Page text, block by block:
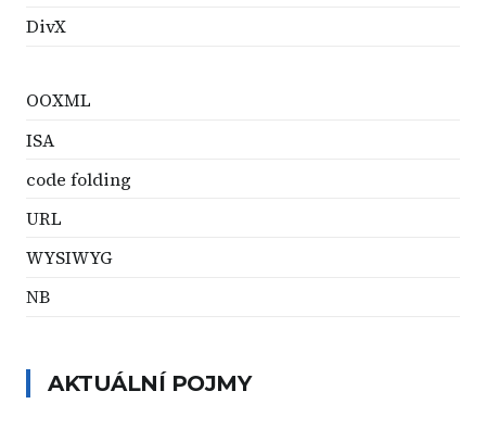
DivX
OOXML
ISA
code folding
URL
WYSIWYG
NB
AKTUÁLNÍ POJMY